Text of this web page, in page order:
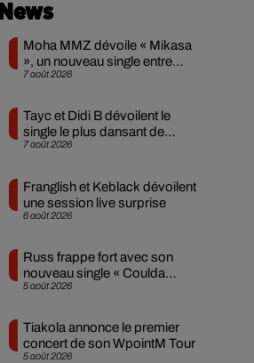
7 août 2026
Moha MMZ dévoile « Mikasa
», un nouveau single entre
amour et...
7 août 2026
Tayc et Didi B dévoilent le
single le plus dansant de
l’année
6 août 2026
Franglish et Keblack dévoilent
une session live surprise
5 août 2026
Russ frappe fort avec son
nouveau single « Coulda
Shoulda Woulda »
5 août 2026
Tiakola annonce le premier
concert de son WpointM Tour